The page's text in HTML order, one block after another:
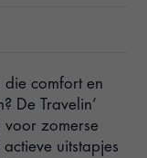
die comfort en
De Travelin’
zomerse
uitstapjes